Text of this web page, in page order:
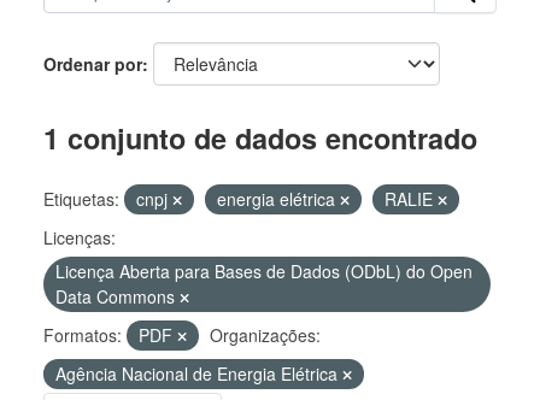
Ordenar por
1 conjunto de dados encontrado
Etiquetas: cnpj energia elétrica
RALIE
Licenças:
Licença Aberta para Bases de Dados (ODbL) do Open
Data Commons
Formatos:
PDF
Organizações:
Agência Nacional de Energia Elétrica